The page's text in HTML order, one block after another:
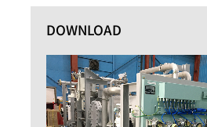
DOWNLOAD